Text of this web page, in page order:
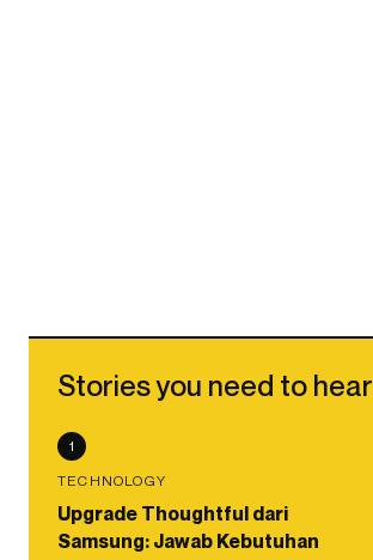
Stories you need to hear
1
TECHNOLOGY
Upgrade Thoughtful dari
Samsung: Jawab Kebutuhan